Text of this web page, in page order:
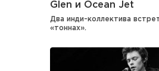
Glen и Ocean Jet
Два инди-коллектива
«тоннах».